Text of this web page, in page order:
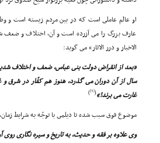
او عالم عاملى است که در بین مردم زیسته است و
عارف بزرگ را مى آزرده است و آن، اختلاف و ضعف
الاخبار و درر الاثار» مى گوید:
«بعد از انقراض دولت بنى عباس، ضعف و اختلاف
سال از آن دوران مى گذرد، هنوز هم کفّار در شرق و
غارت مى برند!»(
[9]
)
موضوع فوق سبب شده تا دیلمى با توجّه به شرایط
وى علاوه بر فقه و حدیث، به تاریخ و سیره نگارى روى